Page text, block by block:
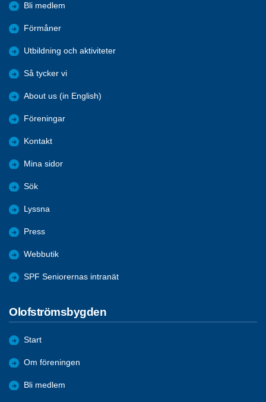
Bli medlem
Förmåner
Utbildning och aktiviteter
Så tycker vi
About us (in English)
Föreningar
Kontakt
Mina sidor
Sök
Lyssna
Press
Webbutik
SPF Seniorernas intranät
Olofströmsbygden
Start
Om föreningen
Bli medlem